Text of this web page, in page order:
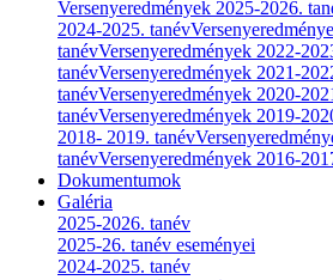
Versenyeredmények 2025-2026.
2024-2025. tanév
tanévVersenyeredmények 2022-
tanévVersenyeredmények 2021-
tanévVersenyeredmények 2020-
tanévVersenyeredmények 2019-
2018- 2019. tanév
tanévVersenyeredmények 2016-
Dokumentumok
Galéria
2025-2026. tanév
2025-26. tanév eseményei
2024-2025. tanév